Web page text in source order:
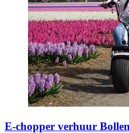
E-chopper verhuur